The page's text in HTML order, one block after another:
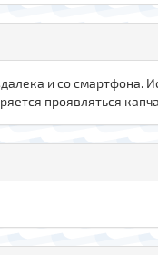
и со смартфона.
проявляться